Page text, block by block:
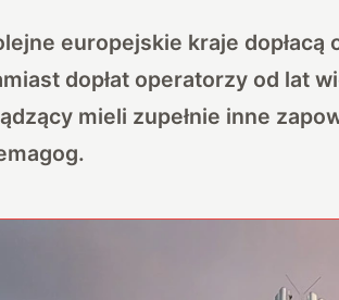
europejskie kraje
dopłat operatorzy od lat
mieli zupełnie inne